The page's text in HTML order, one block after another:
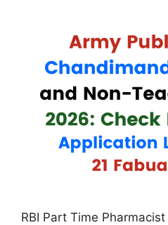
RBI Part Time